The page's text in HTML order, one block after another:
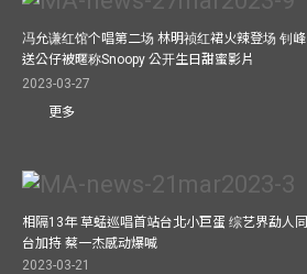
冯允谦红馆个唱第二场 林明祯红裙火辣登场 钊峰
送公仔被暱称Snoopy 公开生日甜蜜影片
2023-03-27
更多
相隔13年 草蜢巡唱首站台北小巨蛋 综艺界勐人同
台加持 蔡一杰感动爆喊
2023-03-21